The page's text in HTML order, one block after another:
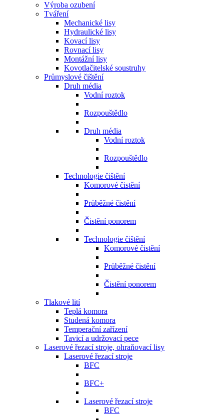
Výroba ozubení
Tváření
Mechanické lisy
Hydraulické lisy
Kovací lisy
Rovnací lisy
Montážní lisy
Kovotlačitelské soustruhy
Průmyslové čištění
Druh média
Vodní roztok
Rozpouštědlo
Druh média
Vodní roztok
Rozpouštědlo
Technologie čištění
Komorové čistění
Průběžné čistění
Čistění ponorem
Technologie čištění
Komorové čistění
Průběžné čistění
Čistění ponorem
Tlakové lití
Teplá komora
Studená komora
Temperační zařízení
Tavicí a udržovací pece
Laserové řezací stroje, ohraňovací lisy
Laserové řezací stroje
BFC
BFC+
Laserové řezací stroje
BFC